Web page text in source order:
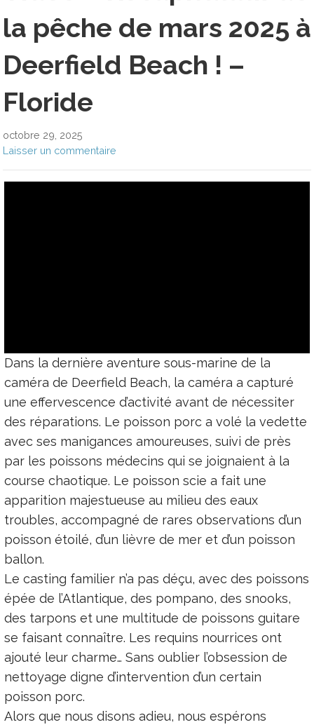
la pêche de mars 2025 à
Deerfield Beach ! –
Floride
octobre 29, 2025
Laisser un commentaire
Dans la dernière aventure sous-marine de la
caméra de Deerfield Beach, la caméra a capturé
une effervescence d’activité avant de nécessiter
des réparations. Le poisson porc a volé la vedette
avec ses manigances amoureuses, suivi de près
par les poissons médecins qui se joignaient à la
course chaotique. Le poisson scie a fait une
apparition majestueuse au milieu des eaux
troubles, accompagné de rares observations d’un
poisson étoilé, d’un lièvre de mer et d’un poisson
ballon.
Le casting familier n’a pas déçu, avec des poissons
épée de l’Atlantique, des pompano, des snooks,
des tarpons et une multitude de poissons guitare
se faisant connaître. Les requins nourrices ont
ajouté leur charme… Sans oublier l’obsession de
nettoyage digne d’intervention d’un certain
poisson porc.
Alors que nous disons adieu, nous espérons